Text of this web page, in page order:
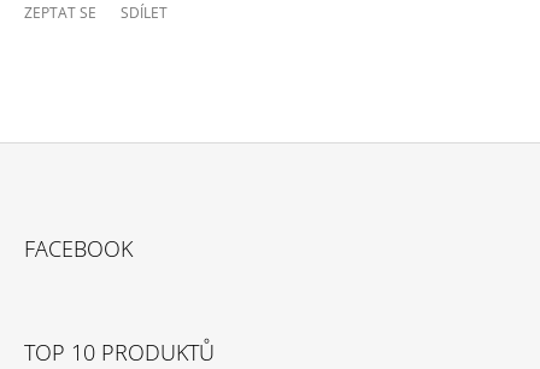
ZEPTAT SE SDÍLET
FACEBOOK
TOP 10 PRODUKTŮ